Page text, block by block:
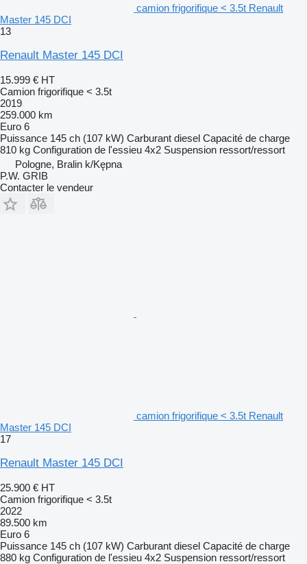
camion frigorifique < 3.5t Renault
Master 145 DCI
13
Renault Master 145 DCI
15.999 € HT
Camion frigorifique < 3.5t
2019
259.000 km
Euro 6
Puissance 145 ch (107 kW) Carburant diesel Capacité de charge
810 kg Configuration de l'essieu 4x2 Suspension ressort/ressort
Pologne, Bralin k/Kępna
P.W. GRIB
Contacter le vendeur
camion frigorifique < 3.5t Renault
Master 145 DCI
17
Renault Master 145 DCI
25.900 € HT
Camion frigorifique < 3.5t
2022
89.500 km
Euro 6
Puissance 145 ch (107 kW) Carburant diesel Capacité de charge
880 kg Configuration de l'essieu 4x2 Suspension ressort/ressort